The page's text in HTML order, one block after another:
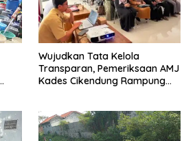
Wujudkan Tata Kelola
Transparan, Pemeriksaan AMJ
Kades Cikendung Rampung